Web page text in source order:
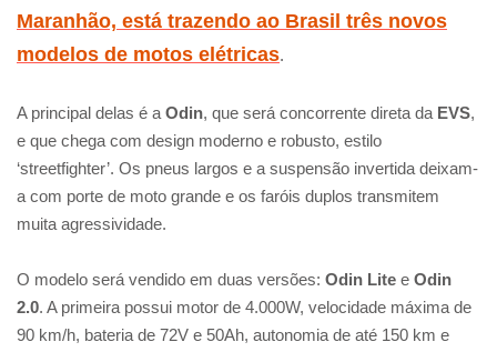
Maranhão, está trazendo ao Brasil três novos
modelos de motos elétricas.
A principal delas é a Odin, que será concorrente direta da EVS,
e que chega com design moderno e robusto, estilo
‘streetfighter’. Os pneus largos e a suspensão invertida deixam-
a com porte de moto grande e os faróis duplos transmitem
muita agressividade.
O modelo será vendido em duas versões: Odin Lite e Odin
2.0. A primeira possui motor de 4.000W, velocidade máxima de
90 km/h, bateria de 72V e 50Ah, autonomia de até 150 km e